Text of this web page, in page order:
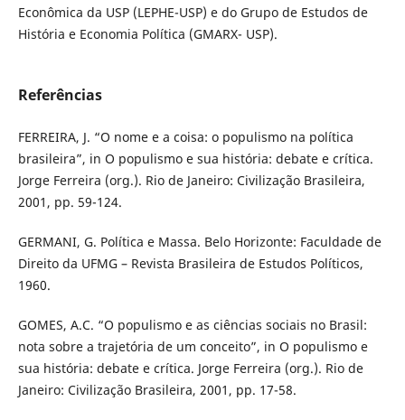
Econômica da USP (LEPHE-USP) e do Grupo de Estudos de
História e Economia Política (GMARX- USP).
Referências
FERREIRA, J. “O nome e a coisa: o populismo na política
brasileira”, in O populismo e sua história: debate e crítica.
Jorge Ferreira (org.). Rio de Janeiro: Civilização Brasileira,
2001, pp. 59-124.
GERMANI, G. Política e Massa. Belo Horizonte: Faculdade de
Direito da UFMG – Revista Brasileira de Estudos Políticos,
1960.
GOMES, A.C. “O populismo e as ciências sociais no Brasil:
nota sobre a trajetória de um conceito”, in O populismo e
sua história: debate e crítica. Jorge Ferreira (org.). Rio de
Janeiro: Civilização Brasileira, 2001, pp. 17-58.